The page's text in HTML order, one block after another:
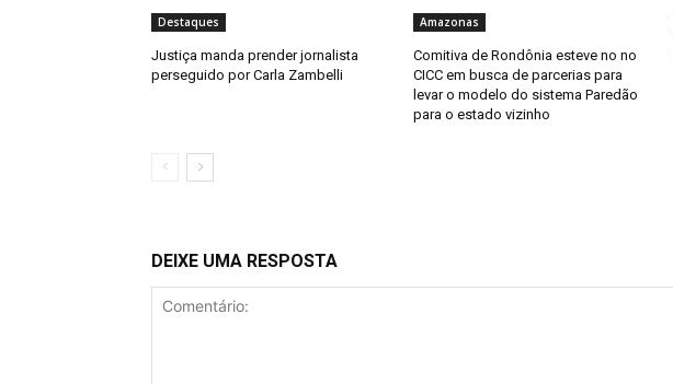
Destaques
Justiça manda prender jornalista
perseguido por Carla Zambelli
Amazonas
Comitiva de Rondônia esteve no no
CICC em busca de parcerias para
levar o modelo do sistema Paredão
para o estado vizinho
DEIXE UMA RESPOSTA